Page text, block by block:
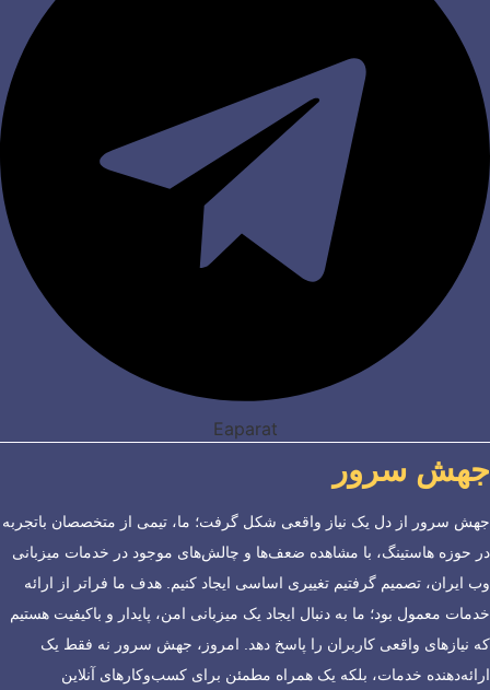
Eaparat
جهش سرور
جهش سرور از دل یک نیاز واقعی شکل گرفت؛ ما، تیمی از متخصصان باتجربه
در حوزه هاستینگ، با مشاهده ضعف‌ها و چالش‌های موجود در خدمات میزبانی
وب ایران، تصمیم گرفتیم تغییری اساسی ایجاد کنیم. هدف ما فراتر از ارائه
خدمات معمول بود؛ ما به دنبال ایجاد یک میزبانی امن، پایدار و باکیفیت هستیم
که نیازهای واقعی کاربران را پاسخ دهد. امروز، جهش سرور نه فقط یک
ارائه‌دهنده خدمات، بلکه یک همراه مطمئن برای کسب‌وکارهای آنلاین